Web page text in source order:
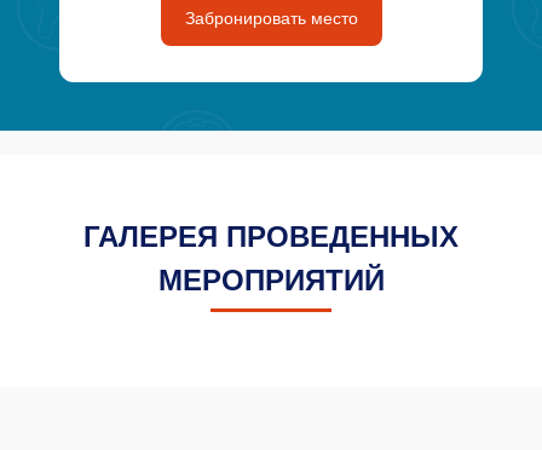
Забронировать место
ГАЛЕРЕЯ ПРОВЕДЕННЫХ
МЕРОПРИЯТИЙ